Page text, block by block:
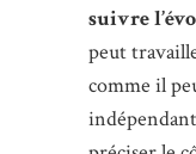
suivre
peut
comme il